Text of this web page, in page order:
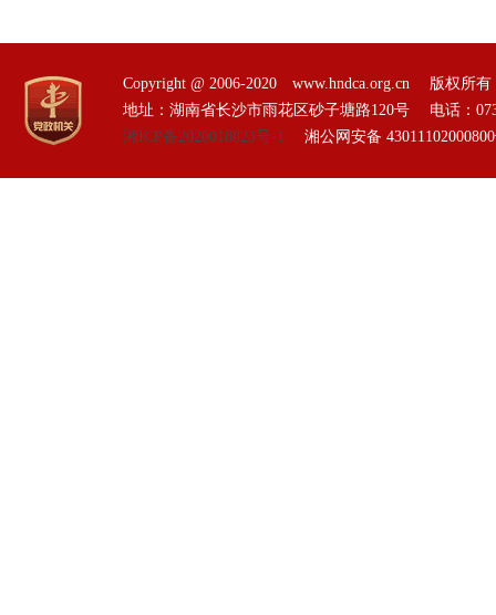
Copyright @ 2006-2020 www.hndca.org.cn 版权所
地址：湖南省长沙市雨花区砂子塘路120号 电话：
湘ICP备2020018823号-1 湘公网安备